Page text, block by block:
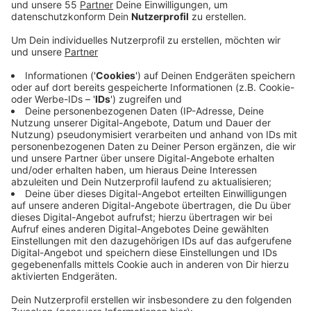
ab heute (13.11.) rechtskräftig sein.
Nur für 10-minütige Essenspausen dürfen die Masken
abgenommen werden. Ausgenommen sind
Förderschulen. Auch beispielsweise an inklusiven
Grundschulen sind Ausnahmen möglich. Diese
Maßnahme sei wichtig, um den Präsenzunterricht auch
in den Grundschulen aufrecht zu erhalten, heißt es von
der Stadtverwaltung. Denn zuletzt mussten für einen
einzigen Corona-Fall in der Grundschulklasse etwa 40
Menschen in Quarantäne. Mit Maskenpflicht, wie in den
Klassen an den weiterführenden Schulen, ist das
Verhältnis etwa 1 zu 9. Wie mit Verstößen
umgegangen wird, können die Schulen selbst